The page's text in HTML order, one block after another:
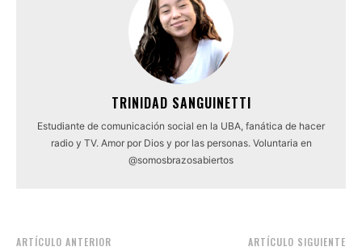
TRINIDAD SANGUINETTI
Estudiante de comunicación social en la UBA, fanática de hacer
radio y TV. Amor por Dios y por las personas. Voluntaria en
@somosbrazosabiertos
ARTÍCULO ANTERIOR ARTÍCULO SIGUIENTE